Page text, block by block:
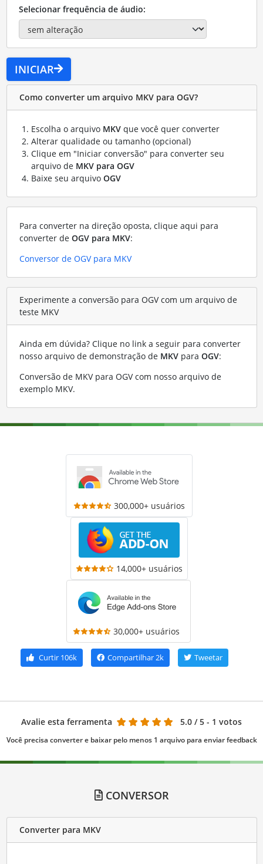
Selecionar frequência de áudio:
INICIAR
Como converter um arquivo MKV para OGV?
Escolha o arquivo MKVque você quer converter
Alterar qualidade ou tamanho (opcional)
Clique em "Iniciar conversão" para converter seu
arquivo de MKV para OGV
Baixe seu arquivo OGV
Para converter na direção oposta, clique aqui para
converter de OGV para MKV:
Conversor de OGV para MKV
Experimente a conversão para OGV com um arquivo de
teste MKV
Ainda em dúvida? Clique no link a seguir para converter
nosso arquivo de demonstração de MKVpara OGV:
Conversão de MKV para OGV com nosso arquivo de
exemplo MKV.
300,000+ usuários
14,000+ usuários
30,000+ usuários
Curtir 106k Compartilhar2k Tweetar
Avalie esta ferramenta 5.0 / 5 - 1 votos
Você precisa converter e baixar pelo menos 1 arquivo para enviar feedback
CONVERSOR
Converter para MKV